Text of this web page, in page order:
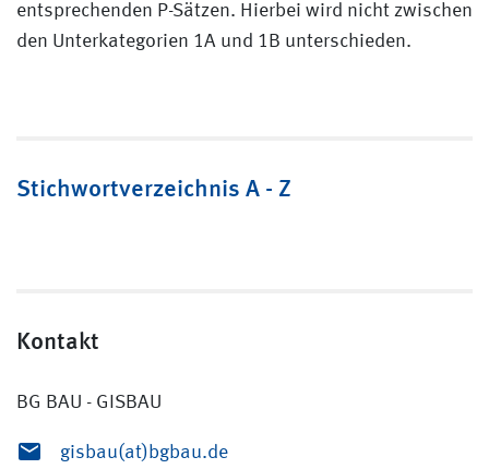
entsprechenden P-Sätzen. Hierbei wird nicht zwischen
den Unterkategorien 1A und 1B unterschieden.
Stichwortverzeichnis A - Z
Kontakt
BG BAU - GISBAU
gisbau(at)bgbau.de